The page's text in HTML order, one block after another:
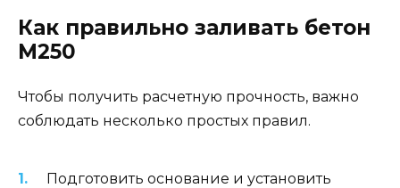
Как правильно заливать бетон
М250
Чтобы получить расчетную прочность, важно
соблюдать несколько простых правил.
Подготовить основание и установить